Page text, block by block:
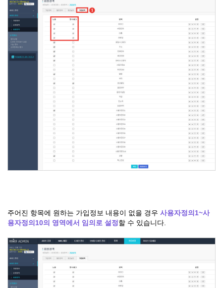
주어진 항목에 원하는 가입정보 내용이 없을 경우 사용자정의1~사
용자정의10의 영역에서 임의로 설정할 수 있습니다.